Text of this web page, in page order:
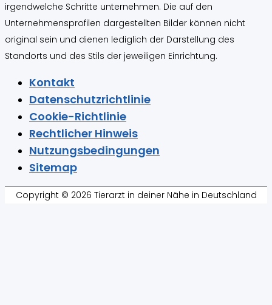
irgendwelche Schritte unternehmen. Die auf den
Unternehmensprofilen dargestellten Bilder können nicht
original sein und dienen lediglich der Darstellung des
Standorts und des Stils der jeweiligen Einrichtung.
Kontakt
Datenschutzrichtlinie
Cookie-Richtlinie
Rechtlicher Hinweis
Nutzungsbedingungen
Sitemap
Copyright © 2026 Tierarzt in deiner Nähe in Deutschland